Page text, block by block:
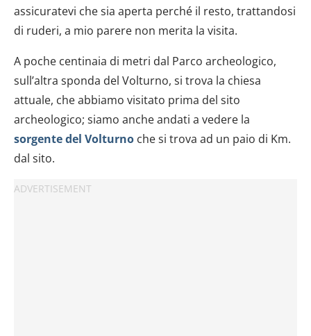
assicuratevi che sia aperta perché il resto, trattandosi
di ruderi, a mio parere non merita la visita.
A poche centinaia di metri dal Parco archeologico,
sull’altra sponda del Volturno, si trova la chiesa
attuale, che abbiamo visitato prima del sito
archeologico; siamo anche andati a vedere la
sorgente del Volturno che si trova ad un paio di Km.
dal sito.